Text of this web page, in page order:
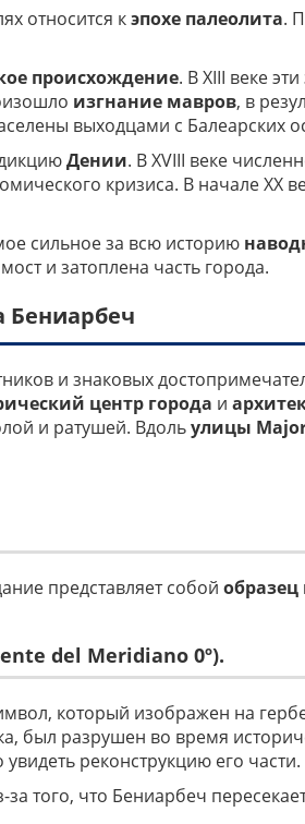
относится кэпохе палеолита.
происхождение. В XIII веке
изгнание мавров, в
выходцами с Балеарских
Дении. В XVIII веке
кризиса. В начале XX
сильное за всю историю
и затоплена часть города.
Бениарбеч
и знаковых
центр города и
и ратушей. Вдольулицы
представляет собой
del Meridiano 0º).
который изображен на
был разрушен во время
реконструкцию его части.
того, что Бениарбеч